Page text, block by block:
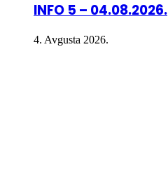
INFO 5 – 04.08.2026.
4. Avgusta 2026.